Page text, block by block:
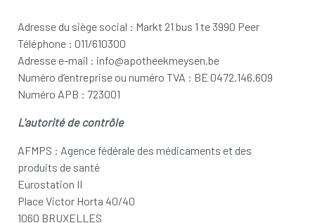
Adresse du siège social : Markt 21 bus 1 te 3990 Peer
Téléphone : 011/610300
Adresse e-mail : info@apotheekmeysen.be
Numéro d’entreprise ou numéro TVA : BE 0472.146.609
Numéro APB : 723001
L'autorité de contrôle
AFMPS : Agence fédérale des médicaments et des
produits de santé
Eurostation II
Place Victor Horta 40/40
1060 BRUXELLES